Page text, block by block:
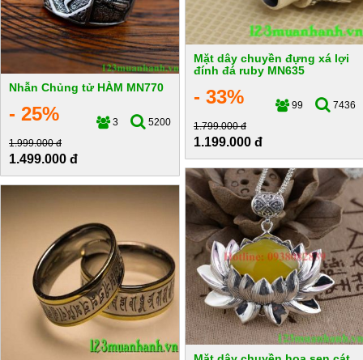
Mặt dây chuyền đựng xá lợi
đính đá ruby MN635
- 33% 99
7436
1.799.000 đ
1.199.000 đ
Nhẫn Chủng tử HÀM MN770
- 25% 3
5200
1.999.000 đ
1.499.000 đ